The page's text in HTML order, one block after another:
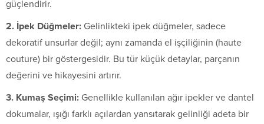
güçlendirir.
2. İpek Düğmeler: Gelinlikteki ipek düğmeler, sadece
dekoratif unsurlar değil; aynı zamanda el işçiliğinin (haute
couture) bir göstergesidir. Bu tür küçük detaylar, parçanın
değerini ve hikayesini artırır.
3. Kumaş Seçimi: Genellikle kullanılan ağır ipekler ve dantel
dokumalar, ışığı farklı açılardan yansıtarak gelinliği adeta bir